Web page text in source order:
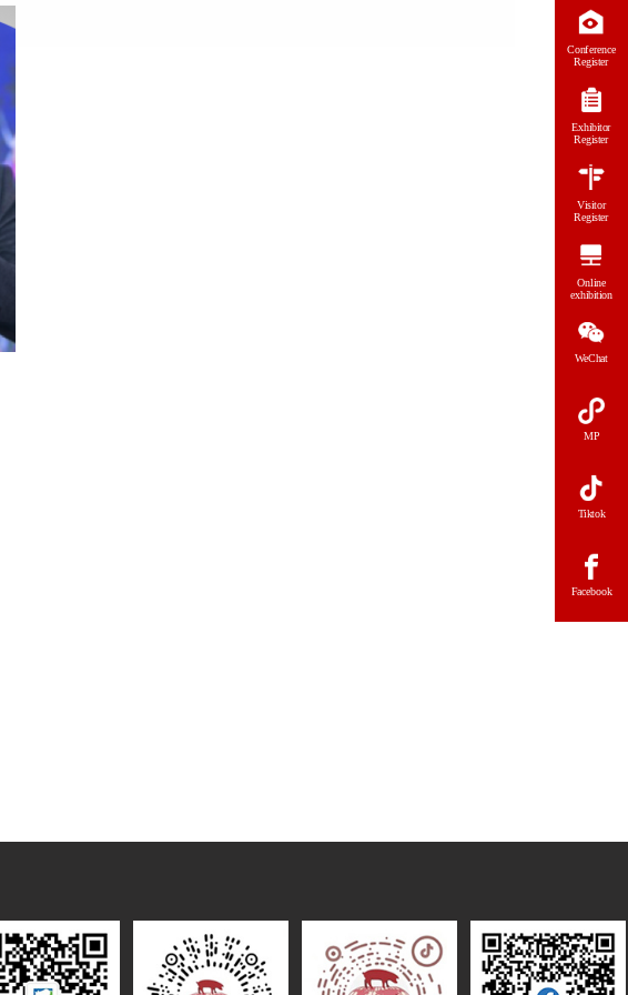
Conference
Register
Exhibitor
Register
Visitor
Register
Online
exhibition
WeChat
MP
Tiktok
Facebook